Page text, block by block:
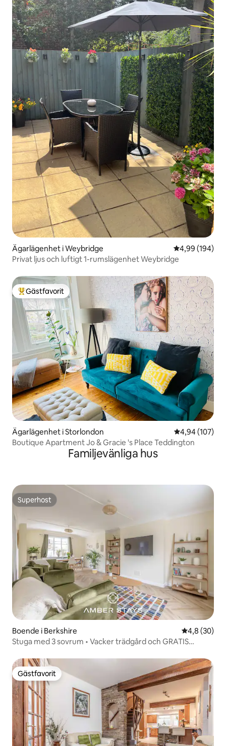
Ägarlägenhet i Weybridge 4,99 av 5 i
4,99 (194)
Privat ljus och luftigt 1-rumslägenhet Weybridge
Populär gästfavorit
Gästfavorit
Ägarlägenhet i Storlondon 4,94 av 5 i
4,94 (107)
Boutique Apartment Jo & Gracie 's Place Teddington
Familjevänliga hus
Superhost
Superhost
Boende i Berkshire 4,8 av 5 i
4,8 (30)
Stuga med 3 sovrum • Vacker trädgård och GRATIS
Gästfavorit
Gästfavorit